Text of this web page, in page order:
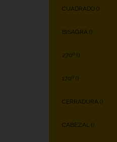
CUADRADO ()
BISAGRA ()
270º ()
170º ()
CERRADURA ()
CABEZAL ()